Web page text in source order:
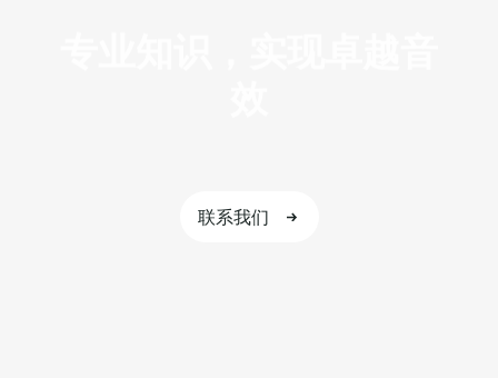
联系我们